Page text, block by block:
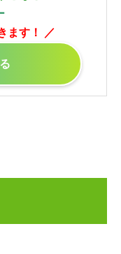
ます！ ／